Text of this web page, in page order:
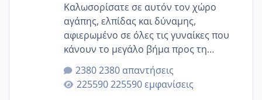
Καλωσορίσατε σε αυτόν τον χώρο
αγάπης, ελπίδας και δύναμης,
αφιερωμένο σε όλες τις γυναίκες που
κάνουν το μεγάλο βήμα προς τη
μητρότητα μέσω εξωσωματικής το 2025.
Εδώ θα μοιραστούμε αγωνίες, χαρές,
εμπειρίες και κάθε μικρή ή μεγάλη
2380 απαντήσεις
225590 εμφανίσεις